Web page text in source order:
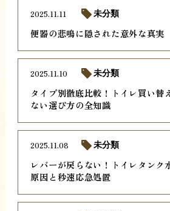
便器の悲鳴に隠された意外な真実
2025.11.11 未分類
タイプ別徹底比較！トイレ買い替
ない選び方の全知識
2025.11.10 未分類
レバーが戻らない！トイレタンク
原因と秒速応急処置
2025.11.08 未分類